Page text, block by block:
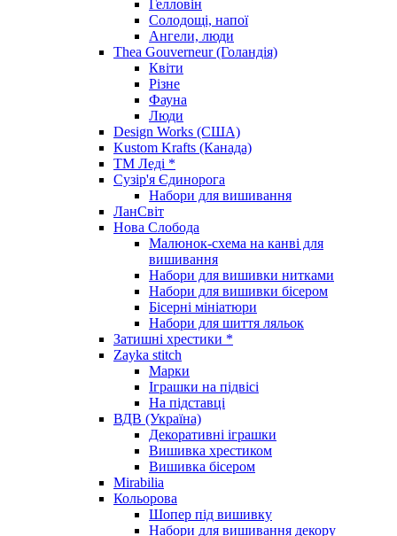
Гелловін
Солодощі, напої
Ангели, люди
Thea Gouverneur (Голандія)
Квіти
Різне
Фауна
Люди
Design Works (США)
Kustom Krafts (Канада)
ТМ Леді *
Сузір'я Єдинорога
Набори для вишивання
ЛанСвіт
Нова Слобода
Малюнок-схема на канві для
вишивання
Набори для вишивки нитками
Набори для вишивки бісером
Бісерні мініатюри
Набори для шиття ляльок
Затишні хрестики *
Zayka stitch
Марки
Іграшки на підвісі
На підставці
ВДВ (Україна)
Декоративні іграшки
Вишивка хрестиком
Вишивка бісером
Mirabilia
Кольорова
Шопер під вишивку
Набори для вишивання декору